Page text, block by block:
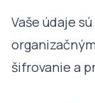
Vaše údaje
šifrovanie a